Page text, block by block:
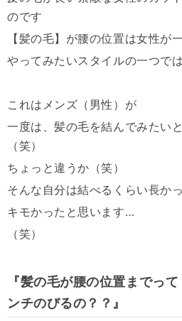
のです
【髪の毛】が腰の位置は女性が
やってみたいスタイルの一つで
これはメンズ（男性）が
一度は、髪の毛を結んでみたい
（笑）
ちょっと違うか（笑）
そんな自分は結べるくらい長か
キモかったと思います…
（笑）
『髪の毛が腰の位置までっ
ンチのびるの？ ？』